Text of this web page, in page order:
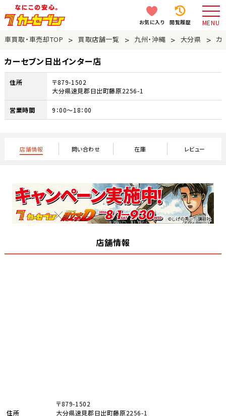
お気に入り 閲覧履歴 MENU
車買取・車売却TOP > 買取店舗一覧 > 九州・沖縄 > 大分県 > カ
カーセブン日出インター店
住所
〒879-1502
大分県速見郡日出町藤原2256-1
営業時間 9：00～18：00
店舗情報 問い合わせ 在庫 レビュー
店舗情報
住所
〒879-1502
大分県速見郡日出町藤原2256-1